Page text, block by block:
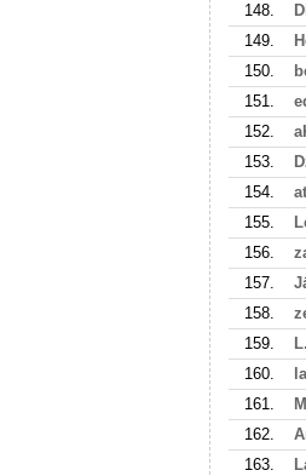
148.
149.
150.
151.
152.
153.
154.
155.
156.
157.
158.
159.
L.
160.
161.
162.
163.